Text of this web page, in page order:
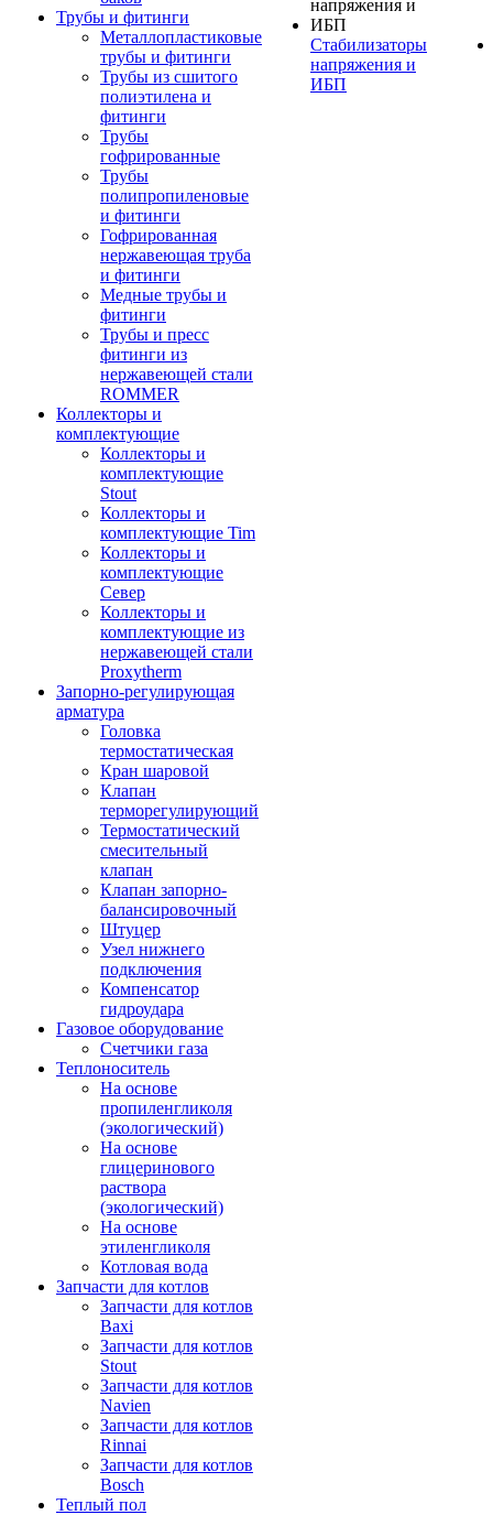
Трубы и фитинги
Металлопластиковые
трубы и фитинги
Трубы из сшитого
полиэтилена и
фитинги
Трубы
гофрированные
Трубы
полипропиленовые
и фитинги
Гофрированная
нержавеющая труба
и фитинги
Медные трубы и
фитинги
Трубы и пресс
фитинги из
нержавеющей стали
ROMMER
Коллекторы и
комплектующие
Коллекторы и
комплектующие
Stout
Коллекторы и
комплектующие Tim
Коллекторы и
комплектующие
Север
Коллекторы и
комплектующие из
нержавеющей стали
Proxytherm
Запорно-регулирующая
арматура
Головка
термостатическая
Кран шаровой
Клапан
терморегулирующий
Термостатический
смесительный
клапан
Клапан запорно-
балансировочный
Штуцер
Узел нижнего
подключения
Компенсатор
гидроудара
Газовое оборудование
Счетчики газа
Теплоноситель
На основе
пропиленгликоля
(экологический)
На основе
глицеринового
раствора
(экологический)
На основе
этиленгликоля
Котловая вода
Запчасти для котлов
Запчасти для котлов
Baxi
Запчасти для котлов
Stout
Запчасти для котлов
Navien
Запчасти для котлов
Rinnai
Запчасти для котлов
Bosch
Теплый пол
Стабилизаторы
напряжения и
ИБП